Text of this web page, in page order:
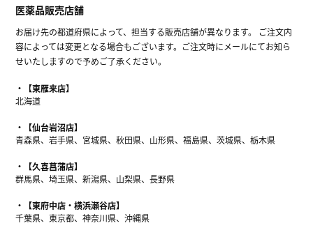
医薬品販売店舗
お届け先の都道府県によって、担当する販売店舗が異なります。 ご注文内
容によっては変更となる場合もございます。ご注文時にメールにてお知ら
せいたしますので予めご了承ください。
【東雁来店】
北海道
【仙台岩沼店】
青森県、岩手県、宮城県、秋田県、山形県、福島県、茨城県、栃木県
【久喜菖蒲店】
群馬県、埼玉県、新潟県、山梨県、長野県
【東府中店・横浜瀬谷店】
千葉県、東京都、神奈川県、沖縄県